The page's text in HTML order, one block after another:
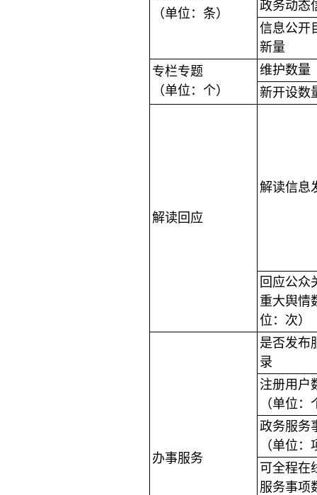
（单位：条）
政务动态
信息公开
新量
专栏专题
（单位：个）
维护数量
新开设数
解读回应
解读信息
回应公众
重大舆情
位：次）
办事服务
是否发布
录
注册用户
（单位：
政务服务
（单位：
可全程在
服务事项